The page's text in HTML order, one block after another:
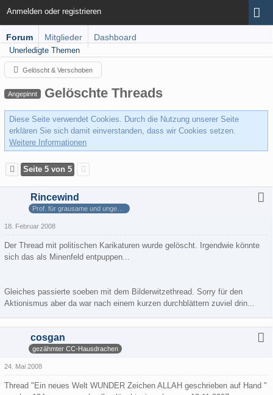
Anmelden oder registrieren
Forum Mitglieder Dashboard
Unerledigte Themen
Gelöscht & Verschoben
Angepinnt Gelöschte Threads
Diese Seite verwendet Cookies. Durch die Nutzung unserer Seite
erklären Sie sich damit einverstanden, dass wir Cookies setzen.
Weitere Informationen
Seite 5 von 5
Rincewind
18. Februar 2008
Der Thread mit politischen Karikaturen wurde gelöscht. Irgendwie könnte
sich das als Minenfeld entpuppen...
Gleiches passierte soeben mit dem Bilderwitzethread. Sorry für den
Aktionismus aber da war nach einem kurzen durchblättern zuviel drin...
cosgan
gezähmter CC-Hausdrachen
24. Mai 2008
Thread "Ein neues Welt WUNDER Zeichen ALLAH geschrieben auf Hand "